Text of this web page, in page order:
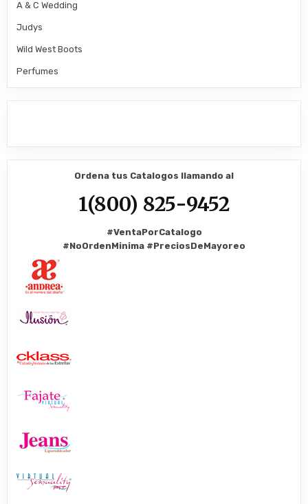
A & C Wedding
Judys
Wild West Boots
Perfumes
Ordena tus Catalogos llamando al
1(800) 825-9452
#VentaPorCatalogo
#NoOrdenMinima #PreciosDeMayoreo